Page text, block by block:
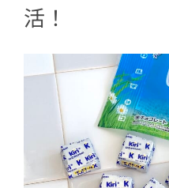
活！